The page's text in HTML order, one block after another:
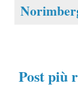
Post più